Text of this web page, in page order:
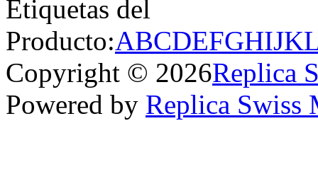
Etiquetas del
Producto:ABCDEFGHIJK
Copyright © 2026Replica
Powered by Replica Swiss